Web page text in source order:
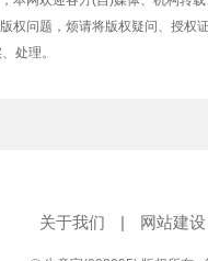
权问题，烦请将版权疑问、授权
处理。
关于我们 | 网站建设